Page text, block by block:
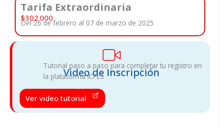
Tarifa Extraordinaria
$302.000
Del 26 de febrero al 07 de marzo de 2025
Video de Inscripción
Tutorial paso a paso para completar tu registro en
la plataforma ICFES
Ver video tutorial